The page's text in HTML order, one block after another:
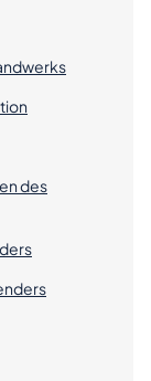
des